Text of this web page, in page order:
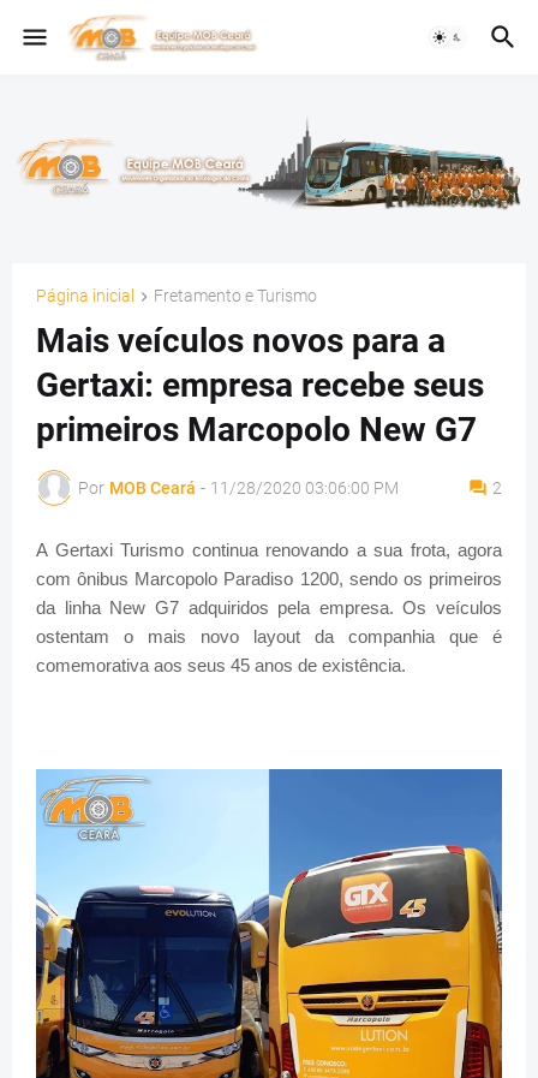
Página inicial Fretamento e Turismo
Mais veículos novos para a
Gertaxi: empresa recebe seus
primeiros Marcopolo New G7
Por MOB Ceará - 11/28/2020 03:06:00 PM 2
A Gertaxi Turismo continua renovando a sua frota, agora
com ônibus Marcopolo Paradiso 1200, sendo os primeiros
da linha New G7 adquiridos pela empresa. Os veículos
ostentam o mais novo layout da companhia que é
comemorativa aos seus 45 anos de existência.